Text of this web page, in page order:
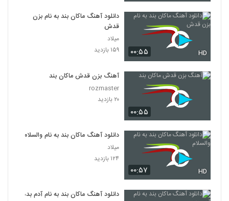
۰۰:۵۵ HD
دانلود آهنگ ماکان بند به نام بزن
قدش
میلاد
۱۵۹ بازدید
۰۰:۵۵
آهنگ بزن قدش ماکان بند
rozmaster
۲۰ بازدید
۰۰:۵۷ HD
دانلود آهنگ ماکان بند به نام والسلام
میلاد
۱۲۴ بازدید
دانلود آهنگ ماکان بند به نام آدم بده